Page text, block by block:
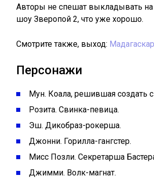
Авторы не спешат выкладывать
шоу Зверопой 2, что уже хорошо.
Смотрите также, выход:
Персонажи
Мун. Коала, решившая создать
Розита. Свинка-певица.
Эш. Дикобраз-рокерша.
Джонни. Горилла-гангстер.
Мисс Позли. Секретарша
Джимми. Волк-магнат.